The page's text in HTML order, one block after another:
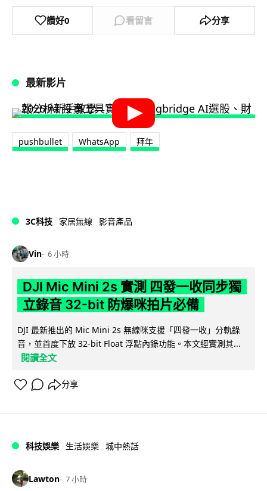
讚好0 看留言 分享
最新影片
pushbullet WhatsApp 拜年
3C科技 家居無線 影音產品
Vin 6 小時
DJI Mic Mini 2s 實測 四發一收同步獨
立錄音 32-bit 防爆咪拍片必備
DJI 最新推出的 Mic Mini 2s 無線咪支援「四發一收」分軌錄
音，並首度下放 32-bit Float 浮點內錄功能。本文經實測其...
閱讀全文
分享
科技娛樂 生活娛樂 城中熱話
Lawton 7 小時